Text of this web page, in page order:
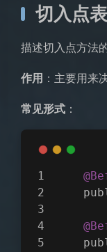
切入点
描述切入点方法
作用 ：主要用来
常见形式 ：